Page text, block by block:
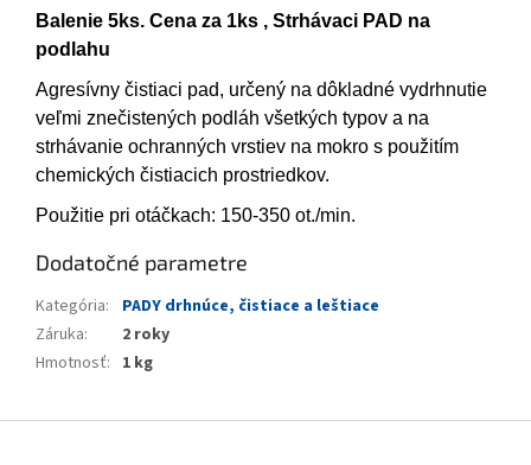
Balenie 5ks. Cena za 1ks , Strhávaci PAD na
podlahu
Agresívny čistiaci pad, určený na dôkladné vydrhnutie
veľmi znečistených podláh všetkých typov a na
strhávanie ochranných vrstiev na mokro s použitím
chemických čistiacich prostriedkov.
Použitie pri otáčkach: 150-350 ot./min.
Dodatočné parametre
Kategória:
PADY drhnúce, čistiace a leštiace
Záruka:
2 roky
Hmotnosť: 1 kg